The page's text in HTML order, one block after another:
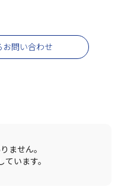
お問い合わせ
ません。
ています。